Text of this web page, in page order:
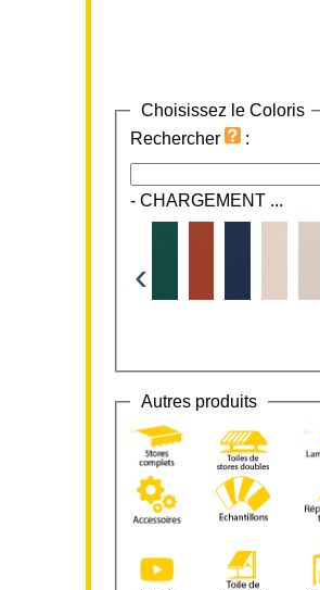
Choisissez le Coloris
Rechercher
:
- CHARGEMENT ...
‹
Autres produits